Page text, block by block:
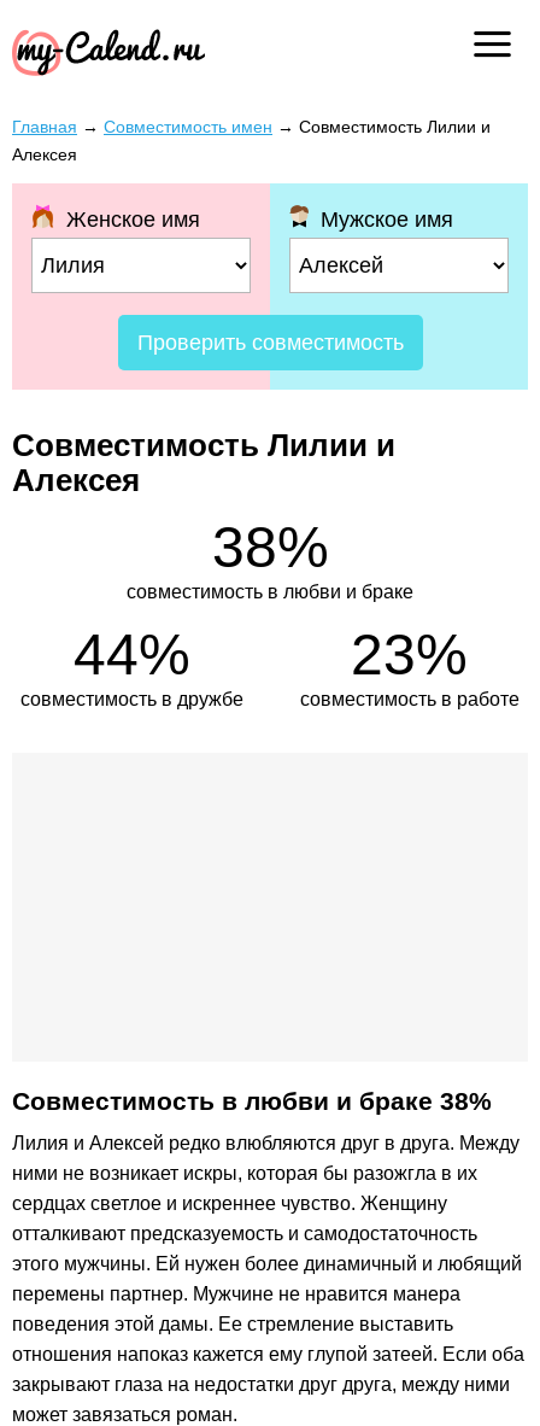
Главная → Совместимость имен → Совместимость Лилии и
Алексея
Женское имя Мужское имя
Проверить совместимость
Совместимость Лилии и
Алексея
38%
совместимость в любви и браке
44%
совместимость в дружбе
23%
совместимость в работе
Совместимость в любви и браке 38%
Лилия и Алексей редко влюбляются друг в друга. Между
ними не возникает искры, которая бы разожгла в их
сердцах светлое и искреннее чувство. Женщину
отталкивают предсказуемость и самодостаточность
этого мужчины. Ей нужен более динамичный и любящий
перемены партнер. Мужчине не нравится манера
поведения этой дамы. Ее стремление выставить
отношения напоказ кажется ему глупой затеей. Если оба
закрывают глаза на недостатки друг друга, между ними
может завязаться роман.